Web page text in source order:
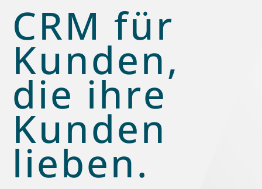
CRM für
Kunden,
die ihre
Kunden
lieben.